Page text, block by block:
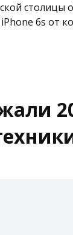
столицы
6s от